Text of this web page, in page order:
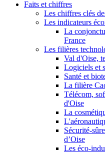
Faits et chiffres
Les chiffres clés
Les indicateurs
La
France
Les filières
Val d'Oise,
Logiciels et
Santé et
La filière
Télécom,
d'Oise
La
Sécurité-
d’Oise
Les éco-